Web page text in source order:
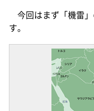
今回はまず「機雷
す。